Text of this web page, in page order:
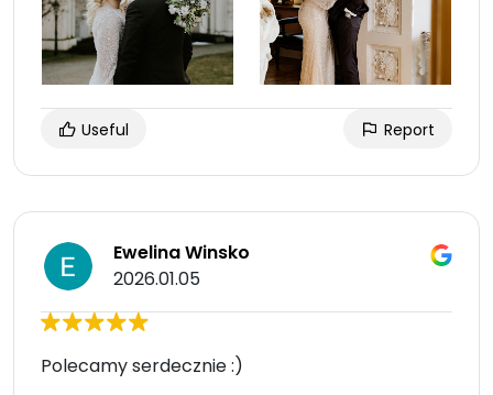
Useful Report
Ewelina Winsko
2026.01.05
Polecamy serdecznie :)